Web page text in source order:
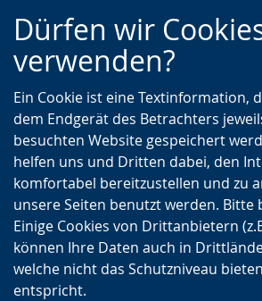
Zur
Zur
Zum
Inhalt
Dürfen wir
verwenden?
Ein Cookie ist eine Textinformation,
dem Endgerät des Betrachters
besuchten Website gespeichert
helfen uns und Dritten dabei, den
komfortabel bereitzustellen und zu
unsere Seiten benutzt werden. Bitte
Einige Cookies von Drittanbietern
können Ihre Daten auch in
welche nicht das Schutzniveau
entspricht.